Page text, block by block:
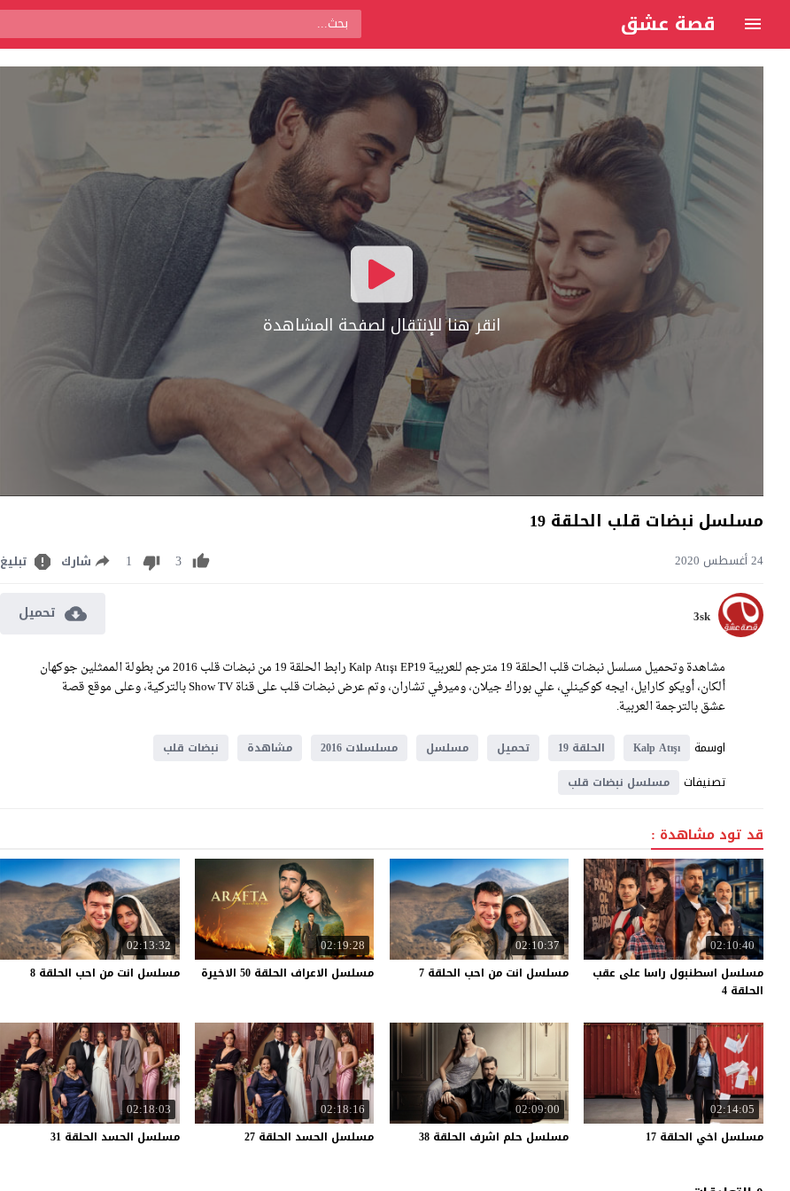
قصة عشق
انقر هنا للإنتقال لصفحة المشاهدة
مسلسل نبضات قلب الحلقة 19
24 أغسطس 2020 3
1 شارك تبليغ
3sk تحميل
مشاهدة وتحميل مسلسل نبضات قلب الحلقة 19 مترجم للعربية Kalp Atışı EP19 رابط الحلقة 19 من نبضات قلب 2016 من بطولة الممثلين جوكهان
ألكان، أويكو كارايل، ايجه كوكينلي، علي بوراك جيلان، وميرفي تشاران، وتم عرض نبضات قلب على قناة Show TV بالتركية، وعلى موقع قصة
عشق بالترجمة العربية.
اوسمة
Kalp Atışı الحلقة 19 تحميل مسلسل مسلسلات 2016 مشاهدة نبضات قلب
تصنيفات مسلسل نبضات قلب
قد تود مشاهدة :
02:10:40
مسلسل اسطنبول راسا على عقب
الحلقة 4
02:10:37
مسلسل انت من احب الحلقة 7
02:19:28
مسلسل الاعراف الحلقة 50 الاخيرة
02:13:32
مسلسل انت من احب الحلقة 8
02:14:05
مسلسل اخي الحلقة 17
02:09:00
مسلسل حلم اشرف الحلقة 38
02:18:16
مسلسل الحسد الحلقة 27
02:18:03
مسلسل الحسد الحلقة 31